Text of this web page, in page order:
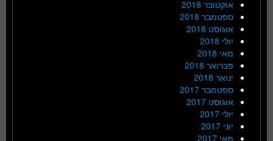
אוקטובר 2018
ספטמבר 2018
אוגוסט 2018
יולי 2018
מאי 2018
פברואר 2018
ינואר 2018
ספטמבר 2017
אוגוסט 2017
יולי 2017
יוני 2017
מאי 2017